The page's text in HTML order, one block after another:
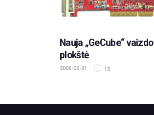
Nauja „GeCube“ vaizdo
plokštė
2006-06-21 15